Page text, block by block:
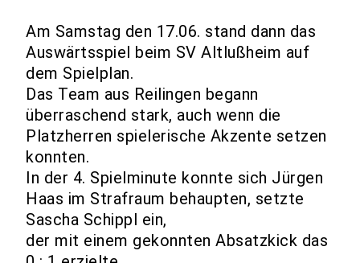
Am Samstag den 17.06. stand dann das
Auswärtsspiel beim SV Altlußheim auf
dem Spielplan.
Das Team aus Reilingen begann
überraschend stark, auch wenn die
Platzherren spielerische Akzente setzen
konnten.
In der 4. Spielminute konnte sich Jürgen
Haas im Strafraum behaupten, setzte
Sascha Schippl ein,
der mit einem gekonnten Absatzkick das